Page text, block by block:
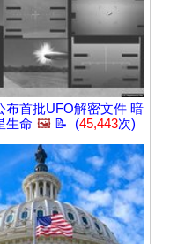
布首批UFO解密文件 暗
生命 🖼️ 📝 (45,443次)